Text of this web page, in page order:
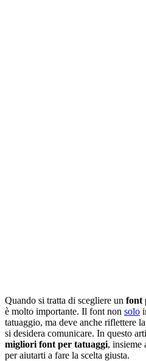
Quando si tratta di scegliere un font
è molto importante. Il font non solo
tatuaggio, ma deve anche riflettere
si desidera comunicare. In questo
migliori font per tatuaggi, insieme
per aiutarti a fare la scelta giusta.